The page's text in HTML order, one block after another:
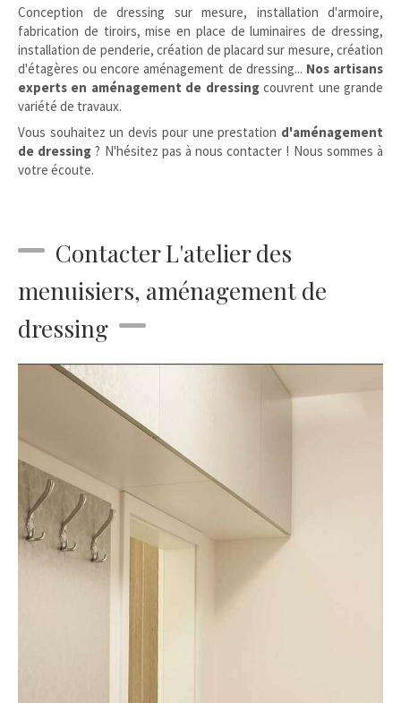
Conception de dressing sur mesure, installation d'armoire,
fabrication de tiroirs, mise en place de luminaires de dressing,
installation de penderie, création de placard sur mesure, création
d'étagères ou encore aménagement de dressing... Nos artisans
experts en aménagement de dressingcouvrent une grande
variété de travaux.
Vous souhaitez un devis pour une prestation d'aménagement
de dressing ? N'hésitez pas à nous contacter ! Nous sommes à
votre écoute.
Contacter L'atelier des
menuisiers, aménagement de
dressing